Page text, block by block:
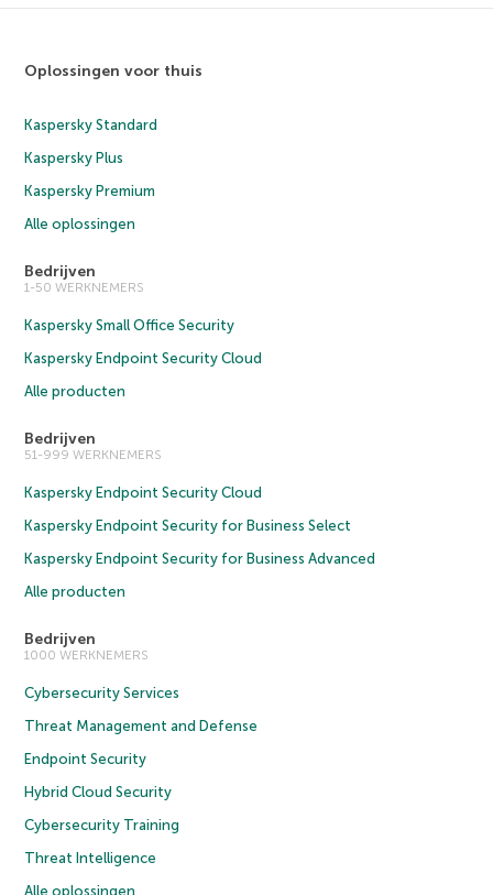
Oplossingen voor thuis
Kaspersky Standard
Kaspersky Plus
Kaspersky Premium
Alle oplossingen
Bedrijven
1-50 WERKNEMERS
Kaspersky Small Office Security
Kaspersky Endpoint Security Cloud
Alle producten
Bedrijven
51-999 WERKNEMERS
Kaspersky Endpoint Security Cloud
Kaspersky Endpoint Security for Business Select
Kaspersky Endpoint Security for Business Advanced
Alle producten
Bedrijven
1000 WERKNEMERS
Cybersecurity Services
Threat Management and Defense
Endpoint Security
Hybrid Cloud Security
Cybersecurity Training
Threat Intelligence
Alle oplossingen